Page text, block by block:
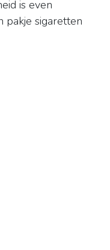
is even
pakje sigaretten